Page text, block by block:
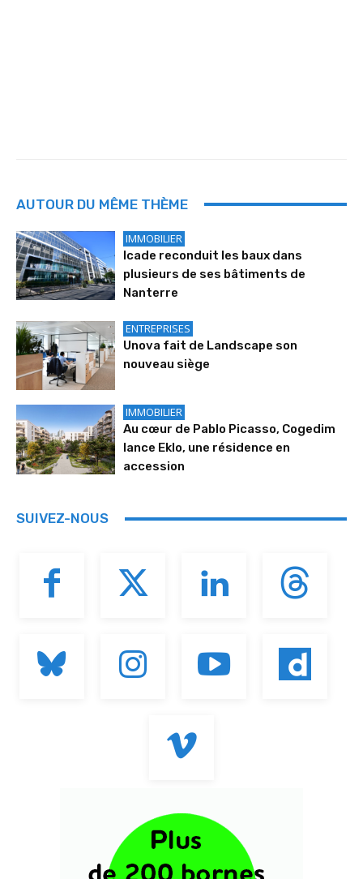
AUTOUR DU MÊME THÈME
IMMOBILIER
Icade reconduit les baux dans
plusieurs de ses bâtiments de
Nanterre
ENTREPRISES
Unova fait de Landscape son
nouveau siège
IMMOBILIER
Au cœur de Pablo Picasso, Cogedim
lance Eklo, une résidence en
accession
SUIVEZ-NOUS